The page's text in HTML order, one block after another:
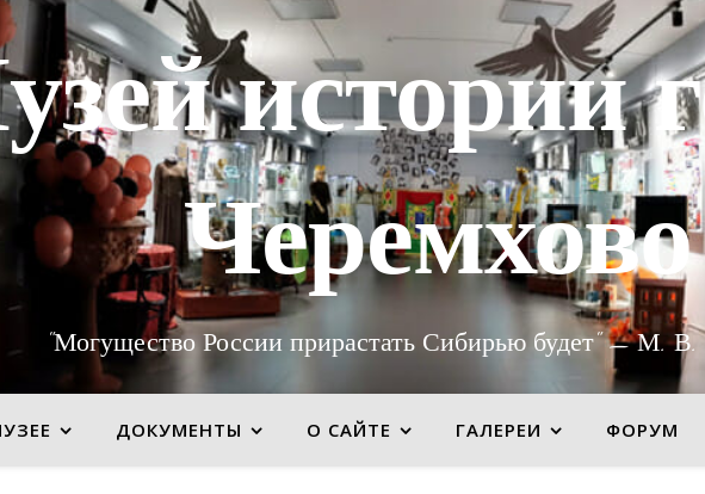
истории
Черемхово
"Могущество России прирастать Сибирью будет" — М.
ДОКУМЕНТЫ О САЙТЕ ГАЛЕРЕИ ФОРУМ